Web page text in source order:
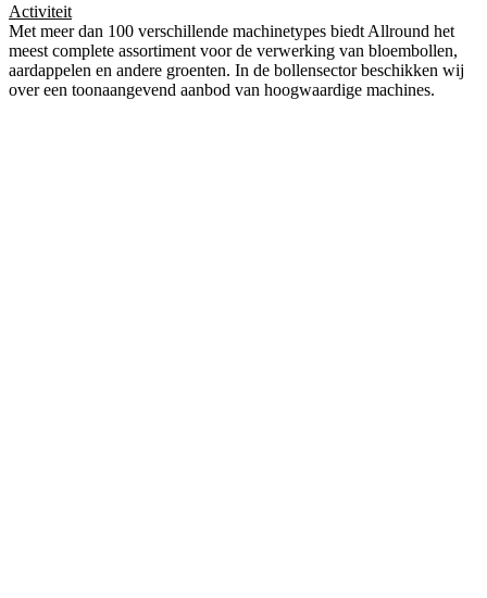
Activiteit
Met meer dan 100 verschillende machinetypes biedt Allround het
meest complete assortiment voor de verwerking van bloembollen,
aardappelen en andere groenten. In de bollensector beschikken wij
over een toonaangevend aanbod van hoogwaardige machines.